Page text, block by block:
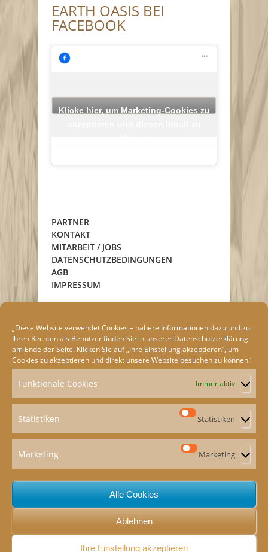
„Diese Website verwendet Cookies – nähere Informationen dazu und zu
Ihren Rechten als Benutzer finden Sie in unserer Datenschutzerklärung
am Ende der Seite. Klicken Sie auf „Ihre Einstellung akzeptieren“, um
Cookies zu akzeptieren und direkt unsere Website besuchen zu können.“
Funktionale Cookies Immer aktiv
Statistiken Statistiken
Marketing Marketing
Alle Cookies
Ablehnen
Ihre Einstellung akzeptieren
EARTH OASIS BEI
FACEBOOK
Klicke hier, um Marketing-Cookies zu
PARTNER
KONTAKT
MITARBEIT / JOBS
DATENSCHUTZBEDINGUNGEN
AGB
IMPRESSUM